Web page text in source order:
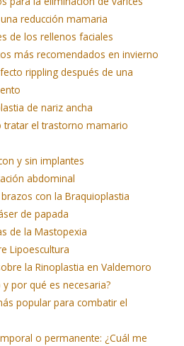
reducción mamaria
de los rellenos faciales
más recomendados en invierno
rippling después de una
de nariz ancha
tratar el trastorno mamario
y sin implantes
abdominal
con la Braquioplastia
de papada
de la Mastopexia
Lipoescultura
la Rinoplastia en Valdemoro
por qué es necesaria?
popular para combatir el
o permanente: ¿Cuál me